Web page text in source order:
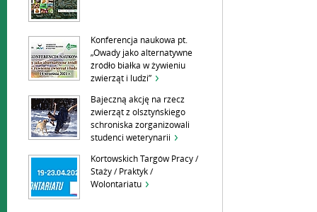
Konferencja naukowa pt.
„Owady jako alternatywne
źródło białka w żywieniu
zwierząt i ludzi”
Bajeczną akcję na rzecz
zwierząt z olsztyńskiego
schroniska zorganizowali
studenci weterynarii
Kortowskich Targów Pracy /
Staży / Praktyk /
Wolontariatu